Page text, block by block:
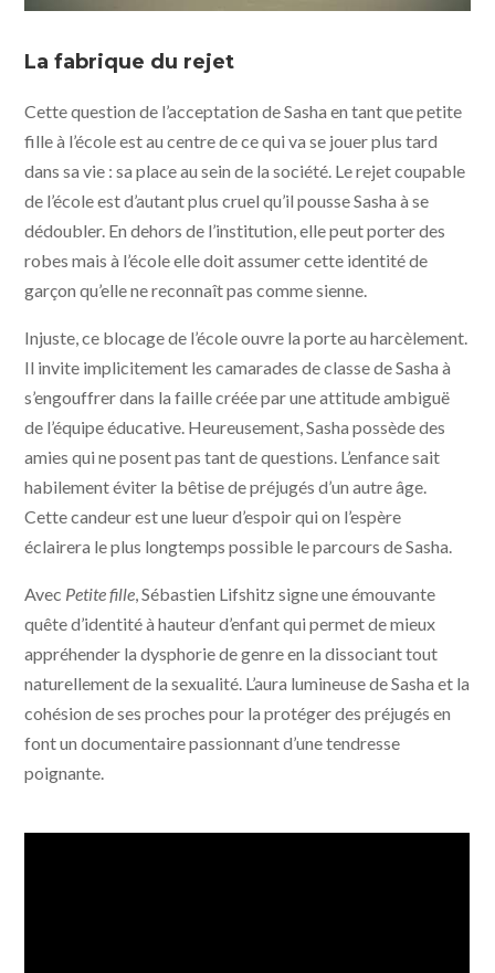
La fabrique du rejet
Cette question de l’acceptation de Sasha en tant que petite
fille à l’école est au centre de ce qui va se jouer plus tard
dans sa vie : sa place au sein de la société. Le rejet coupable
de l’école est d’autant plus cruel qu’il pousse Sasha à se
dédoubler. En dehors de l’institution, elle peut porter des
robes mais à l’école elle doit assumer cette identité de
garçon qu’elle ne reconnaît pas comme sienne.
Injuste, ce blocage de l’école ouvre la porte au harcèlement.
Il invite implicitement les camarades de classe de Sasha à
s’engouffrer dans la faille créée par une attitude ambiguë
de l’équipe éducative. Heureusement, Sasha possède des
amies qui ne posent pas tant de questions. L’enfance sait
habilement éviter la bêtise de préjugés d’un autre âge.
Cette candeur est une lueur d’espoir qui on l’espère
éclairera le plus longtemps possible le parcours de Sasha.
Avec Petite fille, Sébastien Lifshitz signe une émouvante
quête d’identité à hauteur d’enfant qui permet de mieux
appréhender la dysphorie de genre en la dissociant tout
naturellement de la sexualité. L’aura lumineuse de Sasha et la
cohésion de ses proches pour la protéger des préjugés en
font un documentaire passionnant d’une tendresse
poignante.